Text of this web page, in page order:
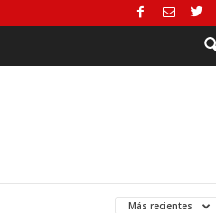
Más recientes